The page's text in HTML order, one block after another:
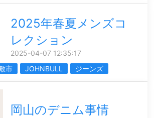
2025年春夏メンズコ
レクション
2025-04-07 12:35:17
市 JOHNBULL ジーンズ
岡山のデニム事情